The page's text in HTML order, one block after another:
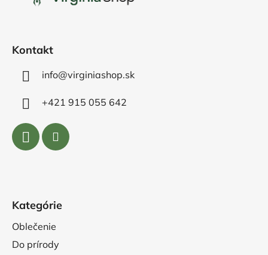
Kontakt
info@virginiashop.sk
+421 915 055 642
Kategórie
Oblečenie
Do prírody